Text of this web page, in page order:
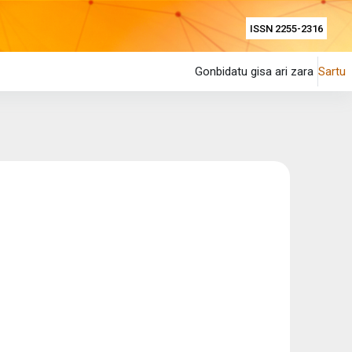
ISSN 2255-2316
Gonbidatu gisa ari zara Sartu